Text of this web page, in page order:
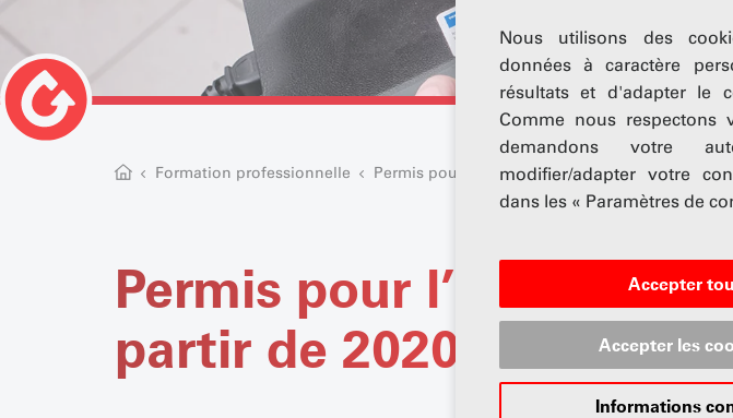
Nous utilisons des
données à caractère
résultats et d'adapter le
Comme nous respectons
demandons votre
modifier/adapter votre
dans les « Paramètres de
Accepter
Accepter les
Informations
Formation professionnelle Permis pour l’utilisation des fluides frigorigènes
Permis pour l’utilisation
partir de 2020